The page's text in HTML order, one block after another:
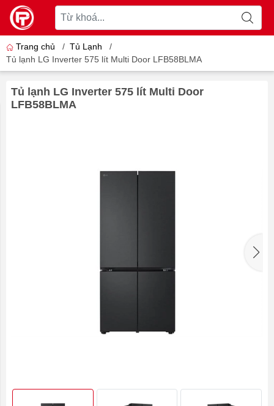
Trang chủ / Tủ Lạnh
/
Tủ lạnh LG Inverter 575 lít Multi Door LFB58BLMA
Tủ lạnh LG Inverter 575 lít Multi Door
LFB58BLMA